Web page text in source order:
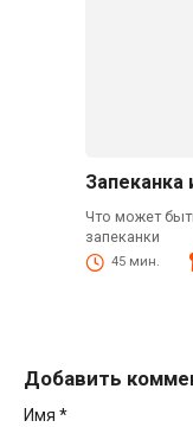
Запеканка
Что может
запеканки
45 мин.
Добавить
Имя *